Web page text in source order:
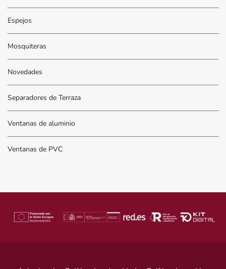
Espejos
Mosquiteras
Novedades
Separadores de Terraza
Ventanas de aluminio
Ventanas de PVC